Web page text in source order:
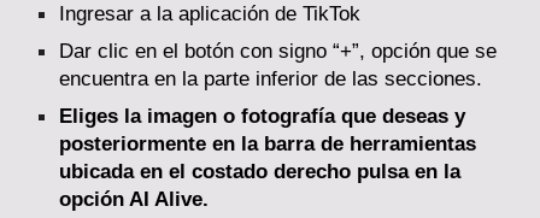
Ingresar a la aplicación de TikTok
Dar clic en el botón con signo “+”, opción que se
encuentra en la parte inferior de las secciones.
Eliges la imagen o fotografía que deseas y
posteriormente en la barra de herramientas
ubicada en el costado derecho pulsa en la
opción AI Alive.